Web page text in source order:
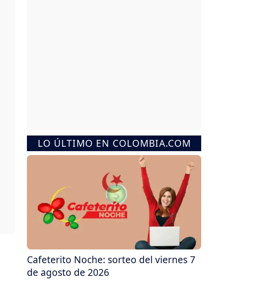
LO ÚLTIMO EN COLOMBIA.COM
Cafeterito Noche: sorteo del viernes 7
de agosto de 2026